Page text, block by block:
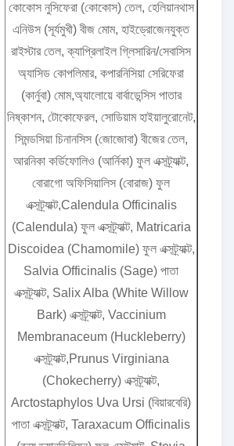
কোকোস নুসিফেরা (কোকোস) তেল, হেলিয়ানথাস
এনিউস (সূর্যমুখী) বীজ মোম, হাইড্রোজেনযুক্ত
রাইস্টার তেল, ক্যাপ্রিলাইল গ্লিসারিন/সেবাসিস
অ্যাসিড কোপলিমার, কপারনিসিয়া সেরিফেরা
(কার্নুবা) মোম,অ্যালোয়ে বার্বাডেন্সিস পাতার
নিষ্কাশন, টোকোফেরল, সোডিয়াম হাইয়ালুরোনেট,
সিমন্ডসিয়া চিনানসিস (জোজোবা) বীজের তেল,
আরনিকা কর্ডিফোলিও (আর্নিকা) ফুল এক্সট্র্যাক্ট,
বোরাগো অফিসিয়ালিস (বোরাজ) ফুল
এক্সট্র্যাক্ট,Calendula Officinalis
(Calendula) ফুল এক্সট্র্যাক্ট, Matricaria
Discoidea (Chamomile) ফুল এক্সট্র্যাক্ট,
Salvia Officinalis (Sage) পাতা
এক্সট্র্যাক্ট, Salix Alba (White Willow
Bark) এক্সট্র্যাক্ট, Vaccinium
Membranaceum (Huckleberry)
এক্সট্র্যাক্ট,Prunus Virginiana
(Chokecherry) এক্সট্র্যাক্ট,
Arctostaphylos Uva Ursi (বিয়ারবেরি)
পাতা এক্সট্র্যাক্ট, Taraxacum Officinalis